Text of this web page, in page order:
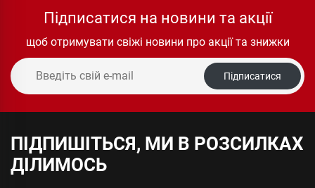
Підписатися на новини та акції
щоб отримувати свіжі новини про акції та знижки
Підписатися
ПІДПИШІТЬСЯ, МИ В РОЗСИЛКАХ
ДІЛИМОСЬ